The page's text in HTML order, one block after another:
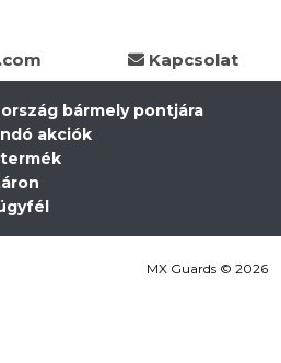
Kapcsolat
bármely pontjára
akciók
MX Guards © 2026